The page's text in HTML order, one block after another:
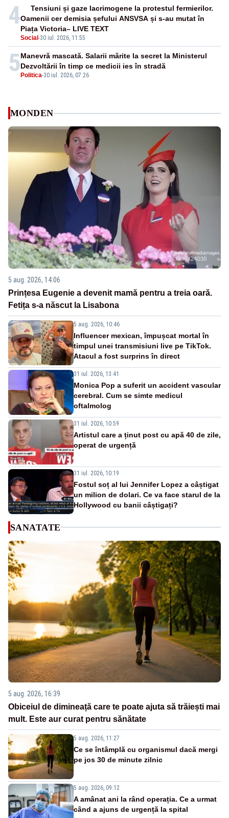
4
Social -30 iul. 2026, 11:55
Tensiuni și gaze lacrimogene la protestul fermierilor.
Oamenii cer demisia șefului ANSVSA și s-au mutat în
Piața Victoria– LIVE TEXT
5 Politica-30 iul. 2026, 07:26
Manevră mascată. Salarii mărite la secret la Ministerul
Dezvoltării în timp ce medicii ies în stradă
MONDEN
5 aug. 2026, 14:06
Prințesa Eugenie a devenit mamă pentru a treia oară.
Fetița s-a născut la Lisabona
5 aug. 2026, 10:46
Influencer mexican, împușcat mortal în
timpul unei transmisiuni live pe TikTok.
Atacul a fost surprins în direct
31 iul. 2026, 13:41
Monica Pop a suferit un accident vascular
cerebral. Cum se simte medicul
oftalmolog
31 iul. 2026, 10:59
Artistul care a ținut post cu apă 40 de zile,
operat de urgență
31 iul. 2026, 10:19
Fostul soț al lui Jennifer Lopez a câștigat
un milion de dolari. Ce va face starul de la
Hollywood cu banii câștigați?
SANATATE
5 aug. 2026, 16:39
Obiceiul de dimineață care te poate ajuta să trăiești mai
mult. Este aur curat pentru sănătate
5 aug. 2026, 11:27
Ce se întâmplă cu organismul dacă mergi
pe jos 30 de minute zilnic
5 aug. 2026, 09:12
A amânat ani la rând operația. Ce a urmat
când a ajuns de urgență la spital